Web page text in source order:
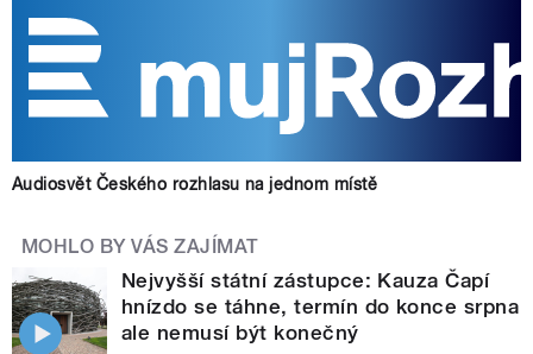
Audiosvět Českého rozhlasu na jednom místě
MOHLO BY VÁS ZAJÍMAT
Nejvyšší státní zástupce: Kauza Čapí
hnízdo se táhne, termín do konce srpna
ale nemusí být konečný